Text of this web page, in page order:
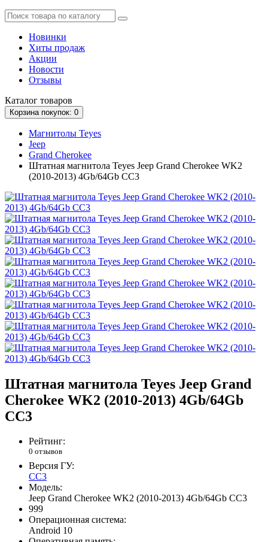
Новинки
Хиты продаж
Акции
Новости
Отзывы
Каталог товаров
Корзина покупок: 0
Магнитолы Teyes
Jeep
Grand Cherokee
Штатная магнитола Teyes Jeep Grand Cherokee WK2
(2010-2013) 4Gb/64Gb CC3
Штатная магнитола Teyes Jeep Grand
Cherokee WK2 (2010-2013) 4Gb/64Gb
CC3
Рейтинг:
0 отзывов
Версия ГУ:
CC3
Модель:
Jeep Grand Cherokee WK2 (2010-2013) 4Gb/64Gb CC3
999
Операционная система:
Android 10